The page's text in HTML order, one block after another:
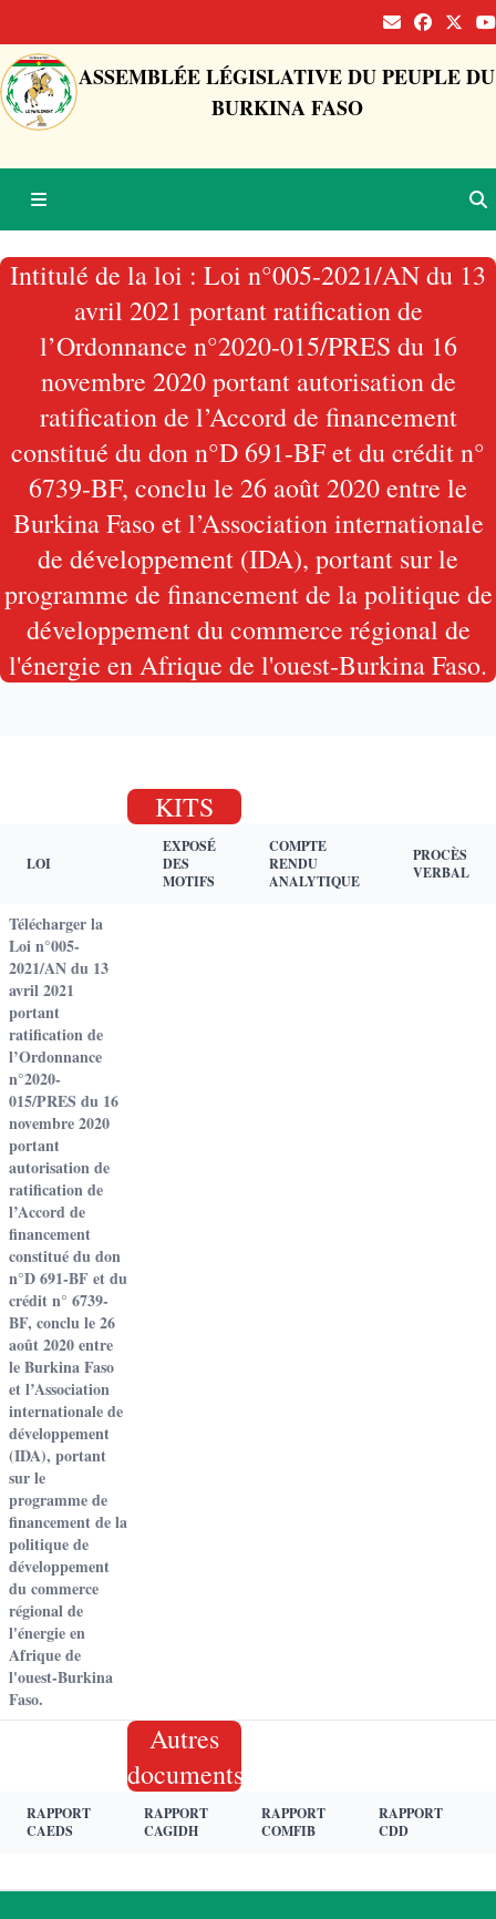
ASSEMBLÉE LÉGISLATIVE DU PEUPLE DU
BURKINA FASO
Intitulé de la loi : Loi n°005-2021/AN du 13
avril 2021 portant ratification de
l’Ordonnance n°2020-015/PRES du 16
novembre 2020 portant autorisation de
ratification de l’Accord de financement
constitué du don n°D 691-BF et du crédit n°
6739-BF, conclu le 26 août 2020 entre le
Burkina Faso et l’Association internationale
de développement (IDA), portant sur le
programme de financement de la politique de
développement du commerce régional de
l'énergie en Afrique de l'ouest-Burkina Faso.
KITS
LOI
EXPOSÉ
DES
MOTIFS
COMPTE
RENDU
ANALYTIQUE
PROCÈS
VERBAL
Télécharger la
Loi n°005-
2021/AN du 13
avril 2021
portant
ratification de
l’Ordonnance
n°2020-
015/PRES du 16
novembre 2020
portant
autorisation de
ratification de
l’Accord de
financement
constitué du don
n°D 691-BF et du
crédit n° 6739-
BF, conclu le 26
août 2020 entre
le Burkina Faso
et l’Association
internationale de
développement
(IDA), portant
sur le
programme de
financement de la
politique de
développement
du commerce
régional de
l'énergie en
Afrique de
l'ouest-Burkina
Faso.
Autres
documents
RAPPORT
CAEDS
RAPPORT
CAGIDH
RAPPORT
COMFIB
RAPPORT
CDD